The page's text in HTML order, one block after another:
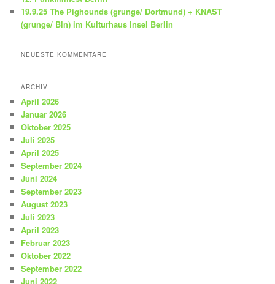
19.9.25 The Pighounds (grunge/ Dortmund) + KNAST
(grunge/ Bln) im Kulturhaus Insel Berlin
NEUESTE KOMMENTARE
ARCHIV
April 2026
Januar 2026
Oktober 2025
Juli 2025
April 2025
September 2024
Juni 2024
September 2023
August 2023
Juli 2023
April 2023
Februar 2023
Oktober 2022
September 2022
Juni 2022